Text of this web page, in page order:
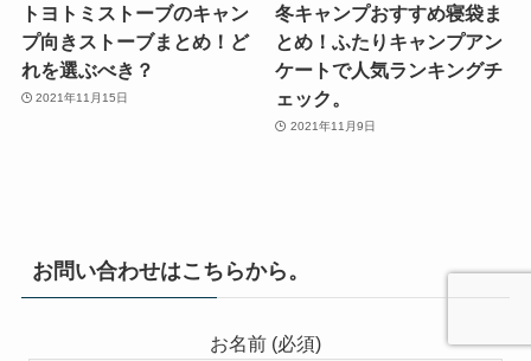
トヨトミストーブのキャン
プ向きストーブまとめ！ど
れを選ぶべき？
2021年11月15日
冬キャンプおすすめ寝袋ま
とめ！ふたりキャンプアン
ケートで人気ランキングチ
ェック。
2021年11月9日
お問い合わせはこちらから。
お名前 (必須)